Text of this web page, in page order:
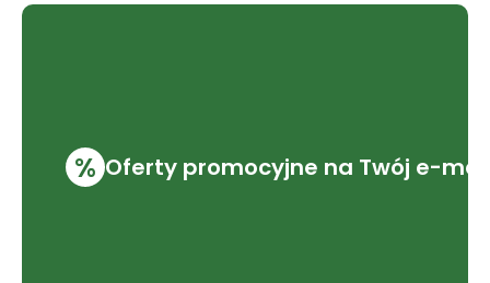
% Oferty promocyjne na Twój e-mail